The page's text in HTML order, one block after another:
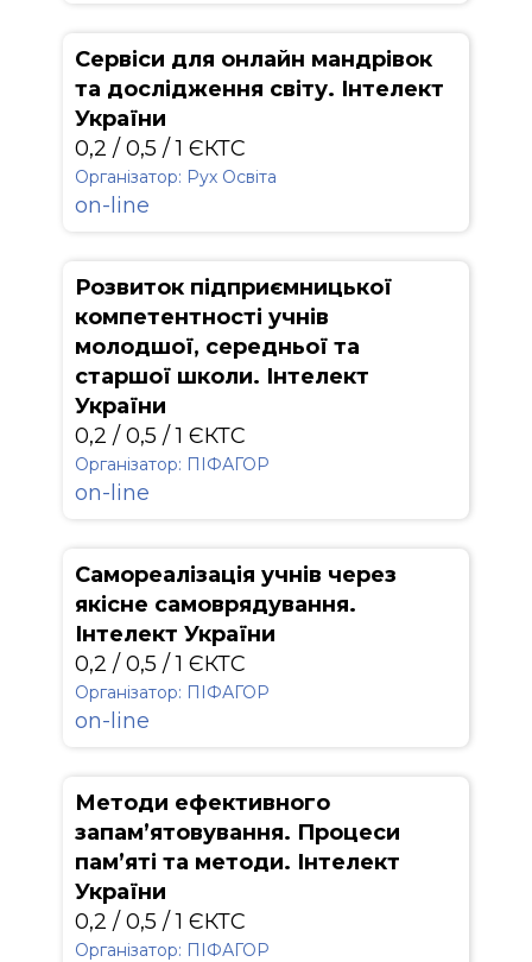
Сервіси для онлайн мандрівок
та дослідження світу. Інтелект
України
0,2 / 0,5 / 1 ЄКТС
Організатор: Рух Освіта
on-line
Розвиток підприємницької
компетентності учнів
молодшої, середньої та
старшої школи. Інтелект
України
0,2 / 0,5 / 1 ЄКТС
Організатор: ПІФАГОР
on-line
Самореалізація учнів через
якісне самоврядування.
Інтелект України
0,2 / 0,5 / 1 ЄКТС
Організатор: ПІФАГОР
on-line
Методи ефективного
запам’ятовування. Процеси
пам’яті та методи. Інтелект
України
0,2 / 0,5 / 1 ЄКТС
Організатор: ПІФАГОР